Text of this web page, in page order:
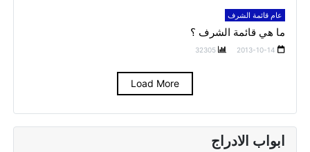
ابواب الادراج
عام قائمة الشرف
ما هي قائمة الشرف ؟
2013-10-14
32305
Load More